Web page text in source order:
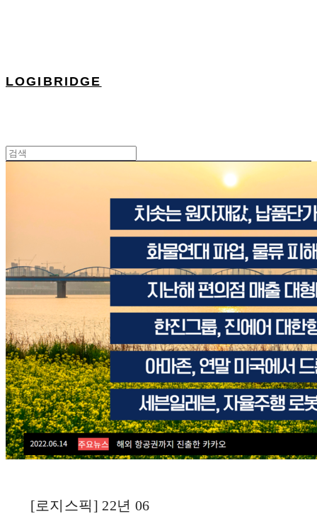
LOGIBRIDGE
[로지스픽] 22년 06